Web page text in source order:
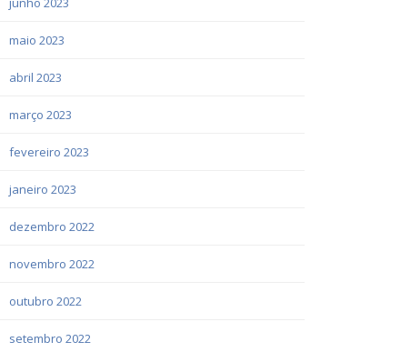
maio 2023
abril 2023
março 2023
fevereiro 2023
janeiro 2023
dezembro 2022
novembro 2022
outubro 2022
setembro 2022